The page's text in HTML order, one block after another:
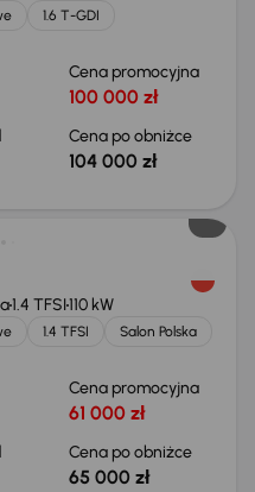
1.6 T-GDI
Cena promocyjna
100 000 zł
Cena po obniżce
104 000 zł
1.4 TFSI110 kW
1.4 TFSI
Salon Polska
Cena promocyjna
61 000 zł
Cena po obniżce
65 000 zł